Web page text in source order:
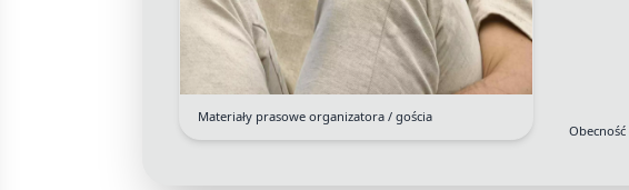
Materiały prasowe organizatora / gościa